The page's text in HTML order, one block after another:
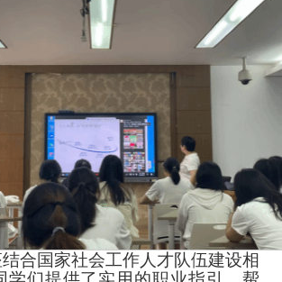
合国家社会工作人才队伍建设相